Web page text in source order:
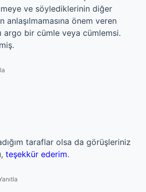
ve söylediklerinin diğer
anlaşılmamasına önem veren
argo bir cümle veya cümlemsi.
taraflar olsa da görüşleriniz
teşekkür ederim.